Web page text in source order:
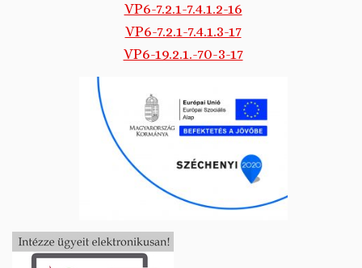
VP6-7.2.1-7.4.1.2-16
VP6-7.2.1-7.4.1.3-17
VP6-19.2.1.-70-3-17